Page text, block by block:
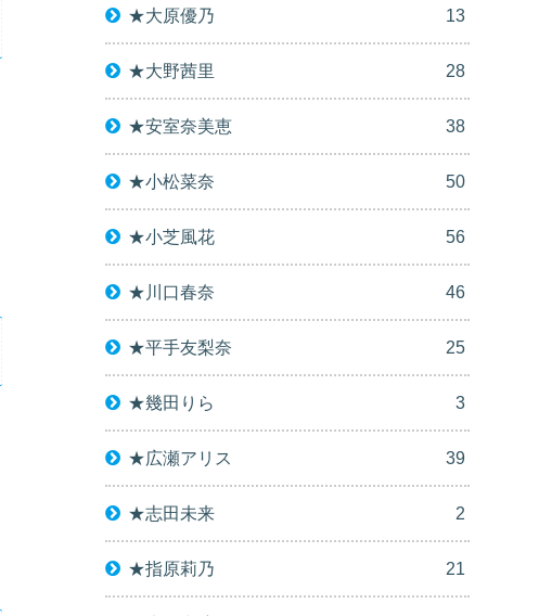
★大原優乃 13
★大野茜里 28
★安室奈美恵 38
★小松菜奈 50
★小芝風花 56
★川口春奈 46
★平手友梨奈 25
★幾田りら 3
★広瀬アリス 39
★志田未来 2
★指原莉乃 21